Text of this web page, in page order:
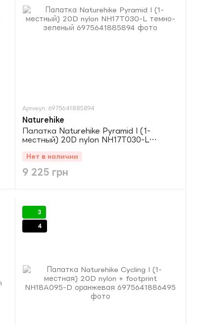
Артикул: 6975641885894
Naturehike
Палатка Naturehike Pyramid I (1-
местный) 20D nylon NH17T030-L
9 225 грн
Нет в наличии
3
4